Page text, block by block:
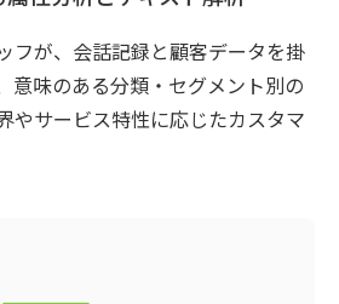
フが、会話記録と顧客データを掛
意味のある分類・セグメント別の
やサービス特性に応じたカスタマ